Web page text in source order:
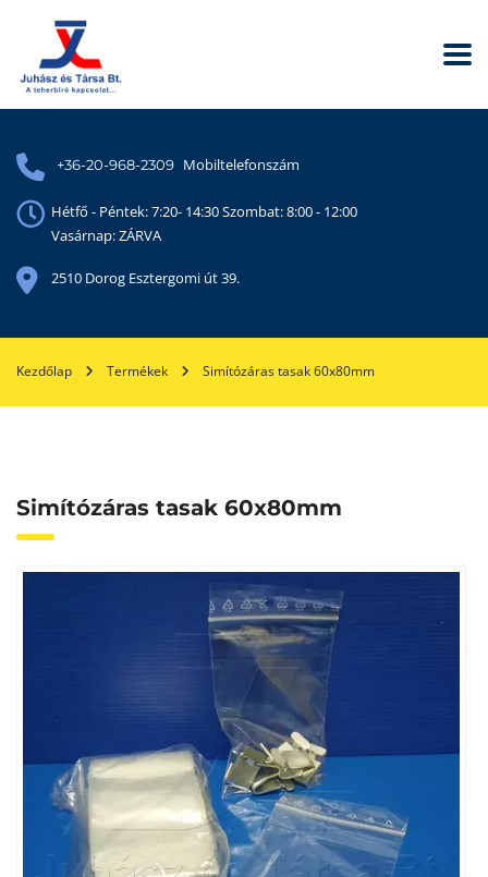
+36-20-968-2309 Mobiltelefonszám
Hétfő - Péntek: 7:20- 14:30 Szombat: 8:00 - 12:00
Vasárnap: ZÁRVA
2510 Dorog Esztergomi út 39.
Kezdőlap Termékek Simítózáras tasak 60x80mm
Simítózáras tasak 60x80mm